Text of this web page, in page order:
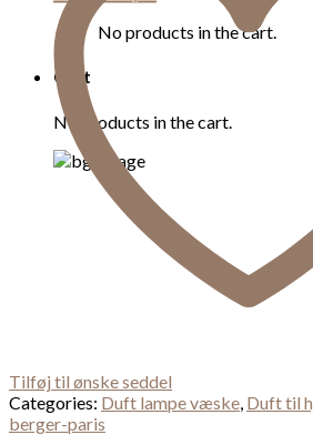
No products in the cart.
Cart
No products in the cart.
Tilføj til ønske seddel
Categories: Duft lampe væske, Duft til
berger-paris